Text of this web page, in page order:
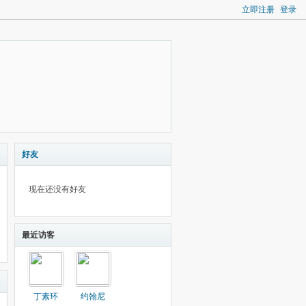
立即注册 登录
好友
现在还没有好友
最近访客
丁素环
约翰尼